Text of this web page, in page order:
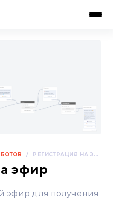
/ РЕГИСТРАЦИЯ НА ЭФИР
эфир
эфир для получения